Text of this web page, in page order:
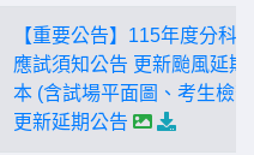
【重要公告】115年度分科
應試須知公告 更新颱風延期
本 (含試場平面圖、考生檢
更新延期公告